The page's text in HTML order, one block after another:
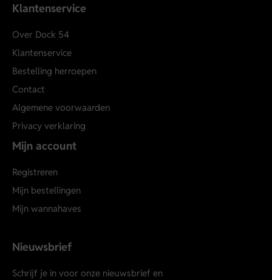
Klantenservice
Over Dock 54
Klantenservice
Bestelling herroepen
Contact
Algemene voorwaarden
Privacy verklaring
Mijn account
Registreren
Mijn bestellingen
Mijn wannahaves
Nieuwsbrief
Schrijf je in voor onze nieuwsbrief en